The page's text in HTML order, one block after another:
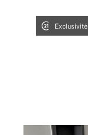
Exclusivité